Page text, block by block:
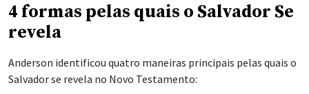
4 formas pelas quais o Salvador Se
revela
Anderson identificou quatro maneiras principais pelas quais o
Salvador se revela no Novo Testamento: